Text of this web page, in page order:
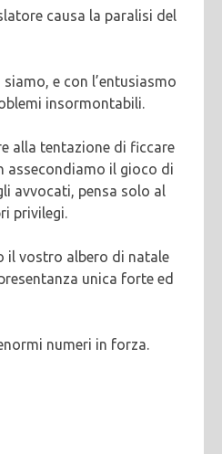
causa la paralisi del
e con l’entusiasmo
insormontabili.
alla tentazione di ficcare
assecondiamo il gioco di
avvocati, pensa solo al
privilegi.
il vostro albero di natale
unica forte ed
numeri in forza.